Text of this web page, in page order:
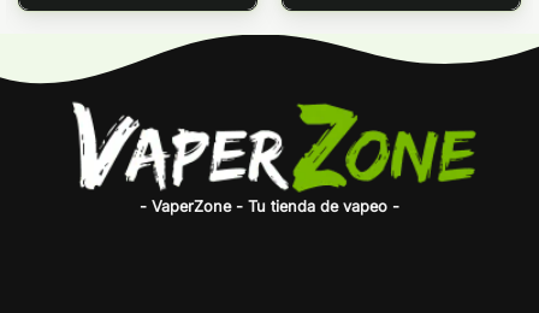
- VaperZone - Tu tienda de vapeo -